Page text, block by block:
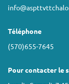
Téléphone
(570)655-7645
Pour contacter le